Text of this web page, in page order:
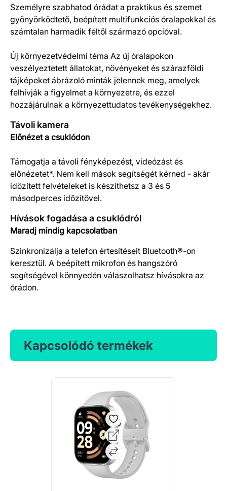
Személyre szabhatod órádat a praktikus és szemet
gyönyörködtető, beépített multifunkciós óralapokkal és
számtalan harmadik féltől származó opcióval.
Új környezetvédelmi téma Az új óralapokon
veszélyeztetett állatokat, növényeket és szárazföldi
tájképeket ábrázoló minták jelennek meg, amelyek
felhívják a figyelmet a környezetre, és ezzel
hozzájárulnak a környezettudatos tevékenységekhez.
Távoli kamera
Előnézet a csuklódon
Támogatja a távoli fényképezést, videózást és
előnézetet*. Nem kell mások segítségét kérned - akár
időzített felvételeket is készíthetsz a 3 és 5
másodperces időzítővel.
Hívások fogadása a csuklódról
Maradj mindig kapcsolatban
Szinkronizálja a telefon értesítéseit Bluetooth®-on
keresztül. A beépített mikrofon és hangszóró
segítségével könnyedén válaszolhatsz hívásokra az
órádon.
Kapcsolódó termékek